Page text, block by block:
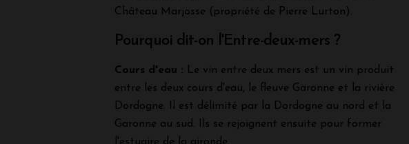
Château Marjosse (propriété de Pierre Lurton).
Pourquoi dit-on l'Entre-deux-mers ?
Cours d'eau : Le vin entre deux mers est un vin produit
entre les deux cours d'eau, le fleuve Garonne et la rivière
Dordogne. Il est délimité par la Dordogne au nord et la
Garonne au sud. Ils se rejoignent ensuite pour former